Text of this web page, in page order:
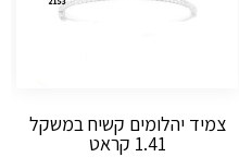
צמיד יהלומים קשיח במשקל
1.41 קראט